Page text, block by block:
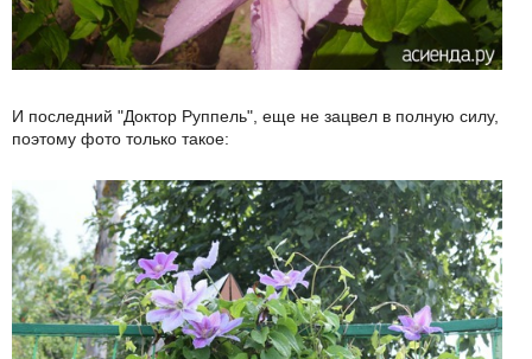
И последний "Доктор Руппель", еще не зацвел в полную силу,
поэтому фото только такое: